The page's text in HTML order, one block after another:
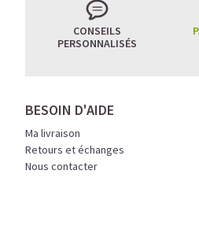
CONSEILS
PERSONNALISÉS
BESOIN D'AIDE
Ma livraison
Retours et échanges
Nous contacter